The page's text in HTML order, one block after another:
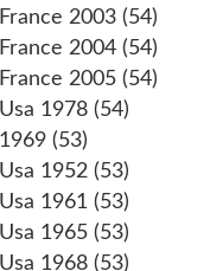
2003 (54)
2004 (54)
2005 (54)
1978 (54)
(53)
1952 (53)
1961 (53)
1965 (53)
1968 (53)